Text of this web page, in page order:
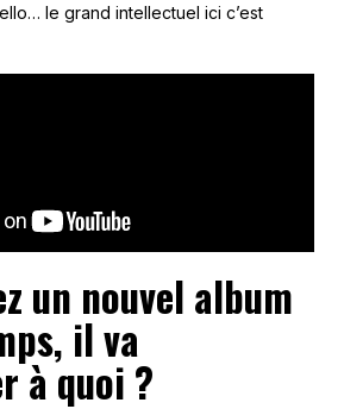
le grand intellectuel ici c’est
un nouvel album
il va
à quoi ?